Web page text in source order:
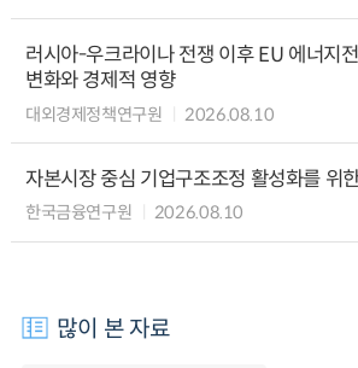
러시아-우크라이나 전쟁 이후 EU 에너지
변화와 경제적 영향
대외경제정책연구원 2026.08.10
자본시장 중심 기업구조조정 활성화를 위
한국금융연구원 2026.08.10
많이 본 자료